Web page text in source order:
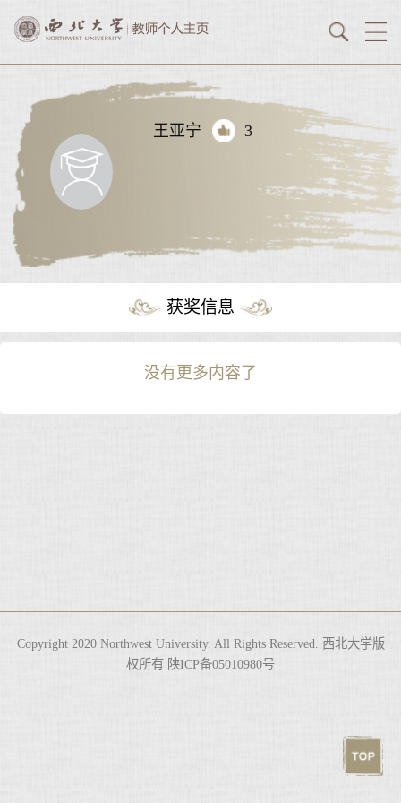
王亚宁 3
获奖信息
没有更多内容了
Copyright 2020 Northwest University. All Rights Reserved. 西北大学版
权所有 陕ICP备05010980号